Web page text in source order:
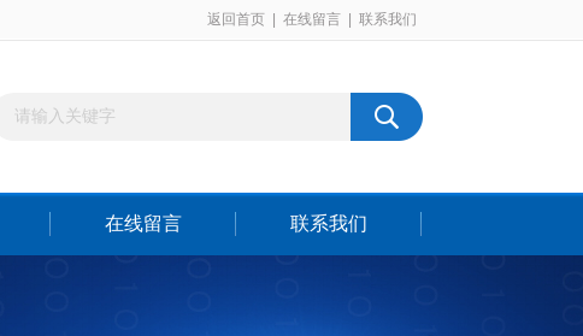
返回首页 在线留言 联系我们
在线留言 联系我们